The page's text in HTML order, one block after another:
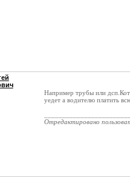
Например трубы или
уедет а водителю платить
Отредактировано